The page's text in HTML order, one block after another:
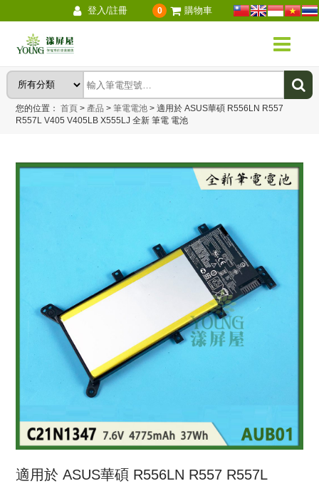
登入/註冊 0 購物車
您的位置：首頁 > 產品 > 筆電電池 > 適用於 ASUS華碩 R556LN R557
R557L V405 V405LB X555LJ 全新 筆電 電池
適用於 ASUS華碩 R556LN R557 R557L